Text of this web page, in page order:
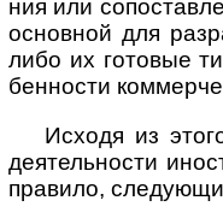
ния или
основ­ной для
либо их гото­вые
бен­ности
Исходя из
дея­тель­но­сти
пра­вило,